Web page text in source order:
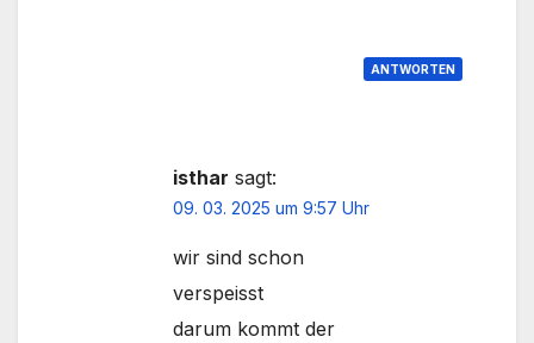
ANTWORTEN
isthar sagt:
09. 03. 2025 um 9:57 Uhr
wir sind schon
verspeisst
darum kommt der